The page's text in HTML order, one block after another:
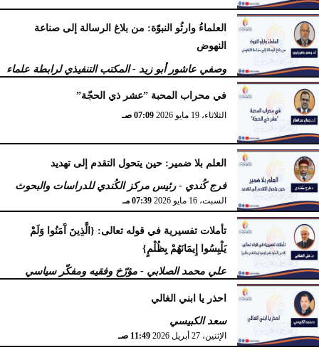
العلماءُ وارثُو النبوّة: من بلاغ الرسالة إلى صناعة
النهوض
وصفي عاشور أبو زيد - المكتب التنفيذي لرابطة علماء
أهل السنّة
الثلاثاء، 19 مايو 2026 10:44 مـ
في محراب المحبة ”عشر ذي الحجّة”
الثلاثاء، 19 مايو 2026 07:09 صـ
العلم بلا ضمير: حين يتحول التقدم إلى تهديد
فرج كُندي - رئيس مركز الكُندي للدراسات والبحوث
السبت، 16 مايو 2026 07:39 مـ
تأملات تفسيرية في قوله تعالى: {الَّذِينَ آَمَنُوا وَلَمْ
يَلْبِسُوا إِيمَانَهُمْ بِظُلْمٍ}
علي محمد الصلابي - مؤرّخ وفقيه ومفكّر سياسي
الإثنين، 27 أبريل 2026 11:55 صـ
احذر يا ابني الغالي
سعد الكبيسي
الإثنين، 27 أبريل 2026 11:49 صـ